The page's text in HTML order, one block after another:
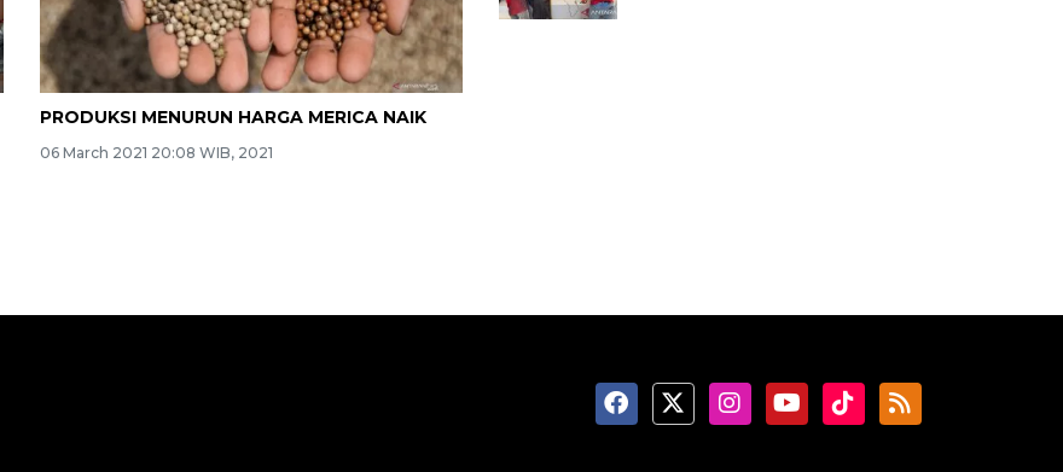
PRODUKSI MENURUN HARGA MERICA NAIK
06 March 2021 20:08 WIB, 2021